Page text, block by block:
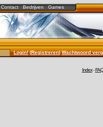
Contact Bedrijven Games
Login!(Registreren)Wachtwoord
Index-FAQ